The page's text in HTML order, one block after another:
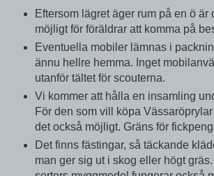
Eftersom lägret äger rum på en ö är
möjligt för föräldrar att komma på
Eventuella mobiler lämnas i
ännu hellre hemma. Inget
utanför tältet för scouterna.
Vi kommer att hålla en insamling
För den som vill köpa
det också möjligt. Gräns för
Det finns fästingar, så täckande
man ger sig ut i skog eller högt